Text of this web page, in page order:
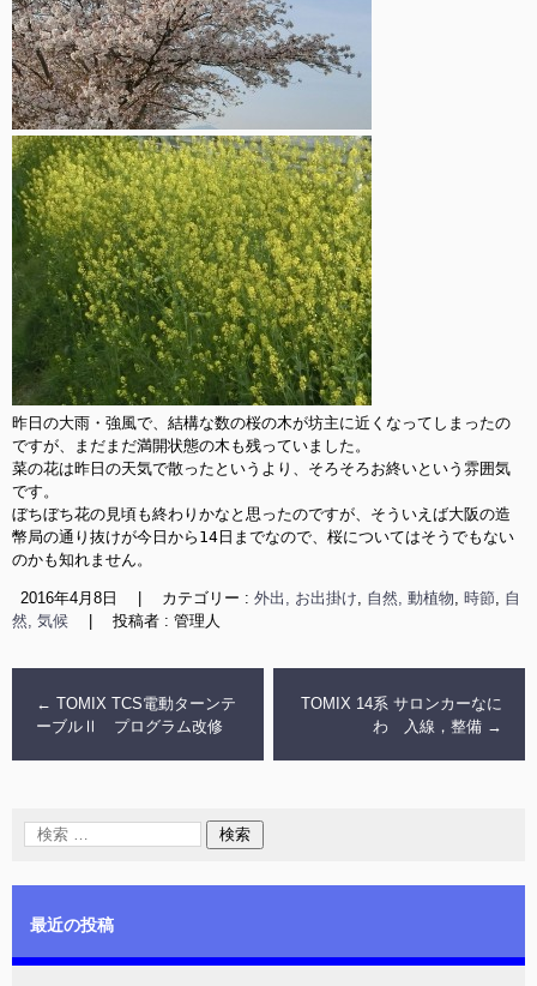
昨日の大雨・強風で、結構な数の桜の木が坊主に近くなってしまったの
ですが、まだまだ満開状態の木も残っていました。
菜の花は昨日の天気で散ったというより、そろそろお終いという雰囲気
ぼちぼち花の見頃も終わりかなと思ったのですが、そういえば大阪の造
幣局の通り抜けが今日から14日までなので、桜についてはそうでもない
のかも知れません。
2016年4月8日 カテゴリー : 外出, お出掛け, 自然, 動植物, 時節, 自
然, 気候
投稿者 : 管理人
← TOMIX TCS電動ターンテ
ーブルⅡ プログラム改修
TOMIX 14系 サロンカーなに
わ 入線，整備 →
最近の投稿